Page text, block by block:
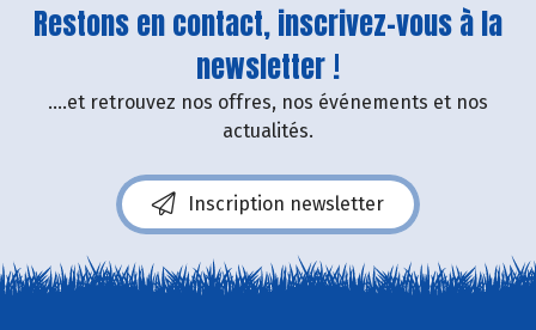
Restons en contact, inscrivez-vous à la
newsletter !
....et retrouvez nos offres, nos événements et nos
actualités.
Inscription newsletter